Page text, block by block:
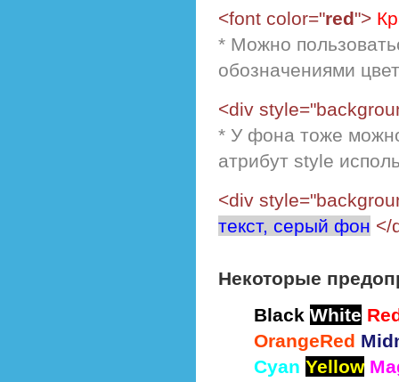
<font color="red">
* Можно
обозначениями
<div
* У фона тоже
атрибут style
<div
текст, серый фон </
Некоторые
Black White
OrangeRed
Cyan Yellow